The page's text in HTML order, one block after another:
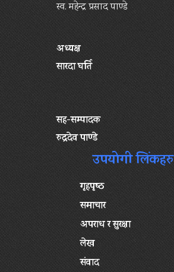
स्व. महेन्द्र प्रसाद पाण्डे
अध्यक्ष
सारदा घर्ति
सह-सम्पादक
रुद्रदेव पाण्डे
उपयोगी लिंकहरु
गृहपृष्‍ठ
समाचार
अपराध र सुरक्षा
लेख
संवाद